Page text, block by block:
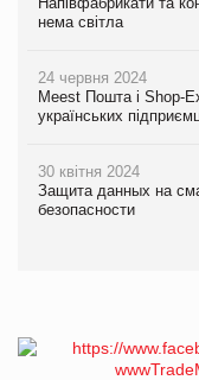
нема світла
24 червня 2024
Meest Пошта і Shop-
українських
30 квітня 2024
Защита данных на
безопасности